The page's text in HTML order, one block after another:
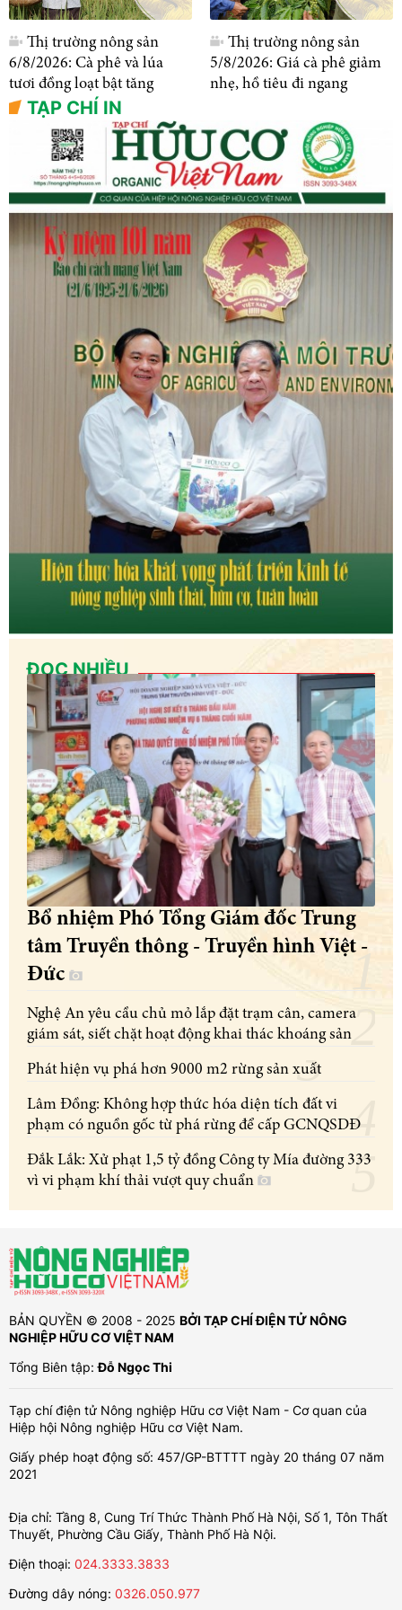
Thị trường nông sản
6/8/2026: Cà phê và lúa
tươi đồng loạt bật tăng
Thị trường nông sản
5/8/2026: Giá cà phê giảm
nhẹ, hồ tiêu đi ngang
TẠP CHÍ IN
ĐỌC NHIỀU
Bổ nhiệm Phó Tổng Giám đốc Trung
tâm Truyền thông - Truyền hình Việt -
Đức
Nghệ An yêu cầu chủ mỏ lắp đặt trạm cân, camera
giám sát, siết chặt hoạt động khai thác khoáng sản
Phát hiện vụ phá hơn 9000 m2 rừng sản xuất
Lâm Đồng: Không hợp thức hóa diện tích đất vi
phạm có nguồn gốc từ phá rừng để cấp GCNQSDĐ
Đắk Lắk: Xử phạt 1,5 tỷ đồng Công ty Mía đường 333
vì vi phạm khí thải vượt quy chuẩn
BẢN QUYỀN © 2008 - 2025 BỞI TẠP CHÍ ĐIỆN TỬ NÔNG
NGHIỆP HỮU CƠ VIỆT NAM
Tổng Biên tập:Đỗ Ngọc Thi
Tạp chí điện tử Nông nghiệp Hữu cơ Việt Nam - Cơ quan của
Hiệp hội Nông nghiệp Hữu cơ Việt Nam.
Giấy phép hoạt động số: 457/GP-BTTTT ngày 20 tháng 07 năm
2021
Địa chỉ: Tầng 8, Cung Trí Thức Thành Phố Hà Nội, Số 1, Tôn Thất
Thuyết, Phường Cầu Giấy, Thành Phố Hà Nội.
Điện thoại: 024.3333.3833
Đường dây nóng: 0326.050.977